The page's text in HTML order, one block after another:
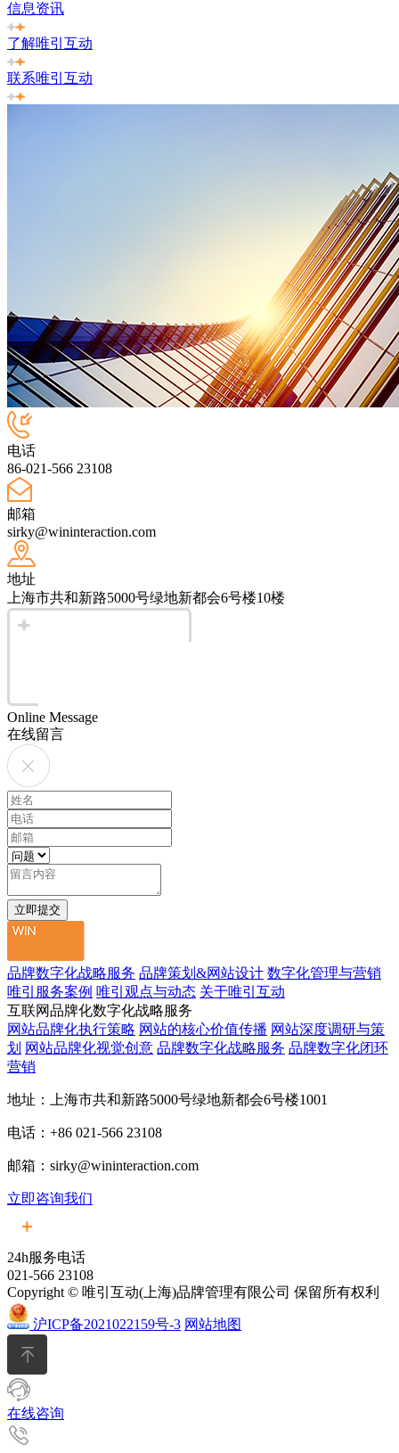
信息资讯
了解唯引互动
联系唯引互动
电话
86-021-566 23108
邮箱
sirky@wininteraction.com
地址
上海市共和新路5000号绿地新都会6号楼10楼
Online Message
在线留言
品牌数字化战略服务 品牌策划&网站设计 数字化管理与营销
唯引服务案例 唯引观点与动态 关于唯引互动
互联网品牌化数字化战略服务
网站品牌化执行策略 网站的核心价值传播 网站深度调研与策
划 网站品牌化视觉创意 品牌数字化战略服务 品牌数字化闭环
营销
地址：上海市共和新路5000号绿地新都会6号楼1001
电话：+86 021-566 23108
邮箱：sirky@wininteraction.com
立即咨询我们
24h服务电话
021-566 23108
Copyright © 唯引互动(上海)品牌管理有限公司 保留所有权利
沪ICP备2021022159号-3 网站地图
在线咨询